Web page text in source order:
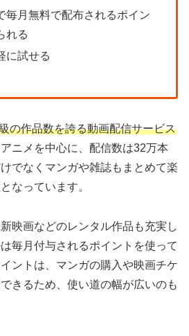
毎月無料で配布されるポイン
れる
に試せる
の作品数を誇る動画配信サービス
ニメを中心に、配信数は32万本
でなくマンガや雑誌もまとめて楽
なっています。
映画などのレンタル作品も充実し
毎月付与されるポイントを使って
ントは、マンガの購入や映画チケ
きるため、使い道の幅が広いのも